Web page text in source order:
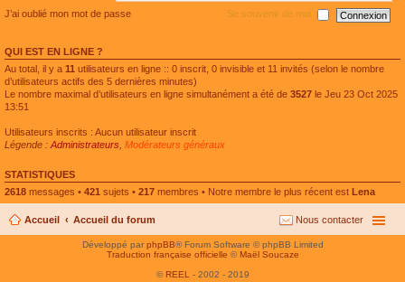
e
s
e
n
t
J’ai oublié mon mot de passe
Se souvenir de moi
QUI EST EN LIGNE ?
Au total, il y a 11 utilisateurs en ligne :: 0 inscrit, 0 invisible et 11 invités (selon le nombre
d’utilisateurs actifs des 5 dernières minutes)
Le nombre maximal d’utilisateurs en ligne simultanément a été de 3527 le Jeu 23 Oct 2025
13:51
Utilisateurs inscrits : Aucun utilisateur inscrit
Légende : Administrateurs Modérateurs généraux
STATISTIQUES
2618 messages • 421 sujets • 217 membres • Notre membre le plus récent est Lena
Accueil Accueil du forum Nous contacter
Développé parphpBB® Forum Software © phpBB Limited
Traduction française officielle © Maël Soucaze
© REEL - 2002 - 2019